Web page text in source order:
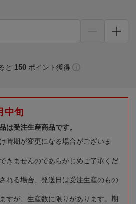
と 150 ポイント獲得
中旬
は受注生産商品です。
時期が変更になる場合がございま
きませんのであらかじめご了承くだ
れる場合、発送日は受注生産のもの
すが、生産数に限りがあります。期